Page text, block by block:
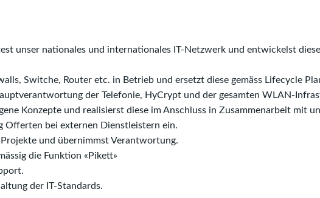
unser nationales und internationales IT-Netzwerk und entwickelst
Switche, Router etc. in Betrieb und ersetzt diese gemäss Lifecycle
der Telefonie, HyCrypt und der gesamten WLAN-
Konzepte und realisierst diese im Anschluss in Zusammenarbeit mit
Offerten bei externen Dienstleistern ein.
und übernimmst Verantwortung.
die Funktion «Pikett»
der IT-Standards.